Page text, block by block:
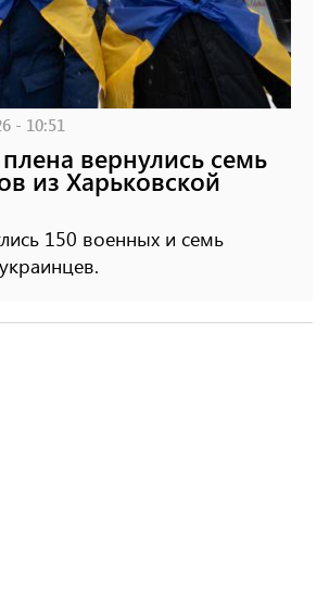
- 10:51
вернулись семь
из Харьковской
150 военных и семь